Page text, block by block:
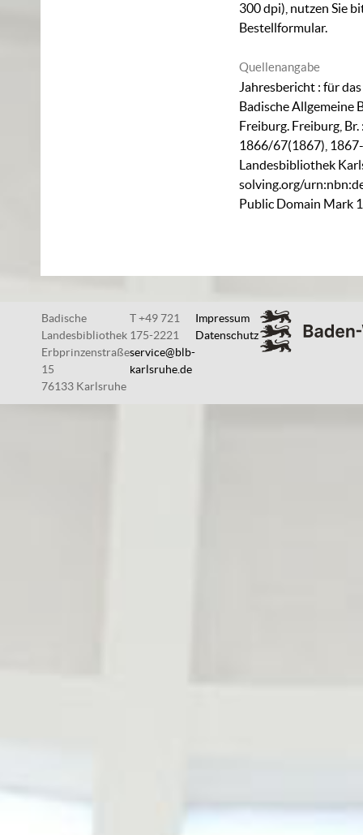
300 dpi), nutzen Sie
Bestellformular.
Quellenangabe
Jahresbericht : für
Badische Allgemeine
Freiburg. Freiburg, Br.
1866/67(1867),
Landesbibliothek
solving.org/
Public Domain Mark
Badische
Landesbibliothek
Erbprinzenstraße
15
76133 Karlsruhe
T +49 721
175-2221
service@blb-
karlsruhe.de
Impressum
Datenschutz